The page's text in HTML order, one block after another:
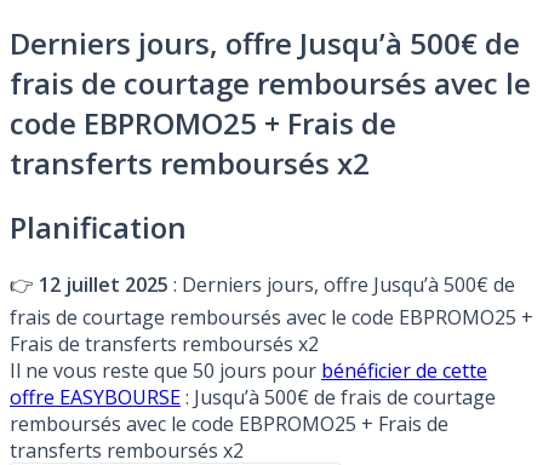
Derniers jours, offre Jusqu’à 500€ de
frais de courtage remboursés avec le
code EBPROMO25 + Frais de
transferts remboursés x2
Planification
👉 12 juillet 2025 : Derniers jours, offre Jusqu’à 500€ de
frais de courtage remboursés avec le code EBPROMO25 +
Frais de transferts remboursés x2
Il ne vous reste que 50 jours pour bénéficier de cette
offre EASYBOURSE: Jusqu’à 500€ de frais de courtage
remboursés avec le code EBPROMO25 + Frais de
transferts remboursés x2